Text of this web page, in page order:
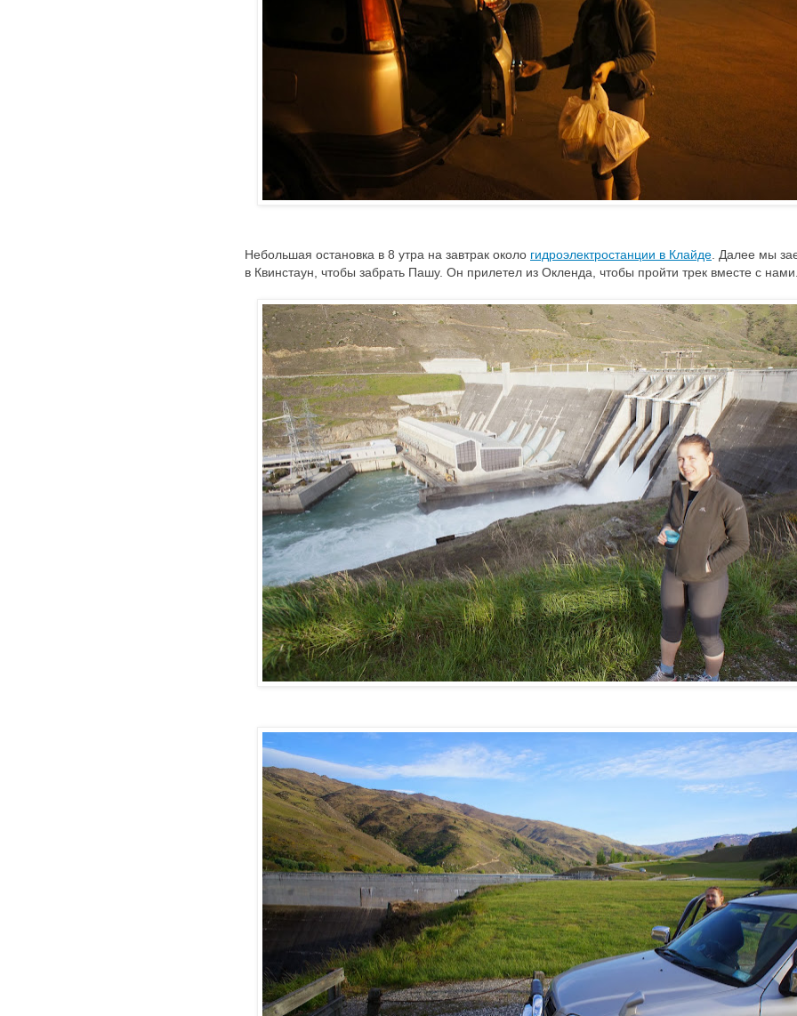
Небольшая остановка в 8 утра на завтрак около гидроэлектростанции в Клайде . Далее мы
в Квинстаун, чтобы забрать Пашу. Он прилетел из Окленда, чтобы пройти трек вместе с